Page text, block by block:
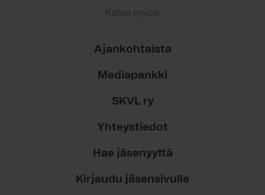
Katso myös:
Ajankohtaista
Mediapankki
SKVL ry
Yhteystiedot
Hae jäsenyyttä
Kirjaudu jäsensivulle